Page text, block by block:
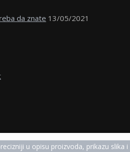
da znate 13/05/2021
u opisu proizvoda, prikazu slika i